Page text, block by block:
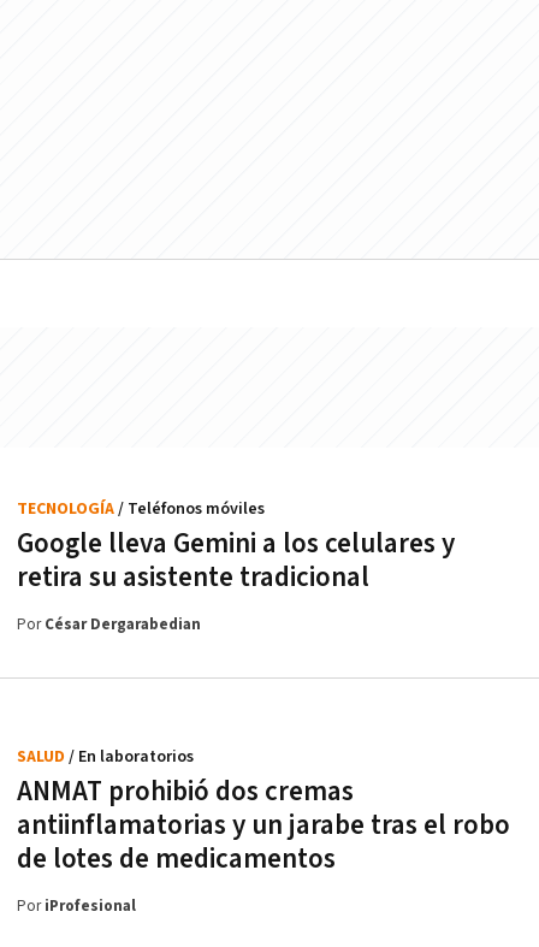
Google lleva Gemini a los celulares y
retira su asistente tradicional
TECNOLOGÍA/ Teléfonos móviles
PorCésar Dergarabedian
ANMAT prohibió dos cremas
antiinflamatorias y un jarabe tras el robo
de lotes de medicamentos
SALUD / En laboratorios
PoriProfesional